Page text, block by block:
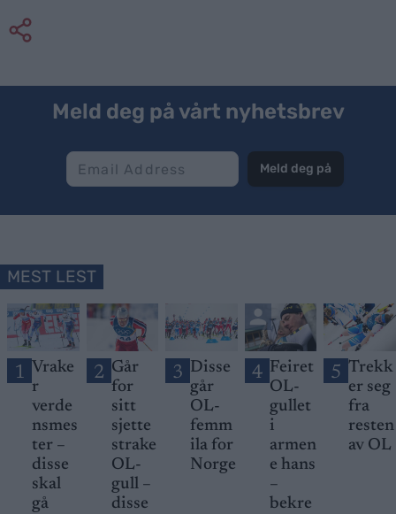
Meld deg på vårt nyhetsbrev
Meld deg på
MEST LEST
1 Vrake
r
verde
nsmes
ter –
disse
skal
gå
2 Går
for
sitt
sjette
strake
OL-
gull –
disse
3 Disse
går
OL-
femm
ila for
Norge
4 Feiret
OL-
gullet
i
armen
e hans
–
bekre
5 Trekk
er seg
fra
resten
av OL